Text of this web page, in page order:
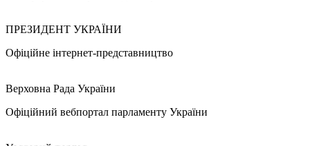
ПРЕЗИДЕНТ УКРАЇНИ
Офіційне інтернет-представництво
Верховна Рада України
Офіційний вебпортал парламенту України